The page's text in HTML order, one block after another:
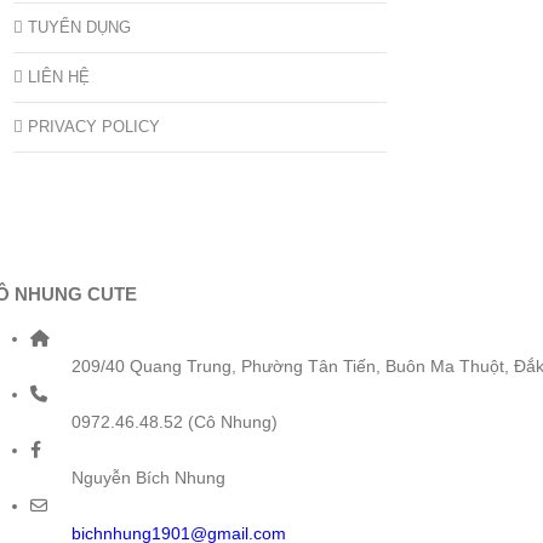
TUYỂN DỤNG
LIÊN HỆ
PRIVACY POLICY
NHUNG CUTE
209/40 Quang Trung, Phường Tân Tiến, Buôn Ma Thuột,
0972.46.48.52 (Cô Nhung)
Nguyễn Bích Nhung
bichnhung1901@gmail.com